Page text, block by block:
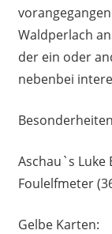
Waldperlach
der ein oder
nebenbei
Aschau`s Luke
Foulelfmeter
Gelbe Karten: